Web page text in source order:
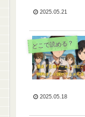
2025.05.21
どこで読める？
2025.05.18